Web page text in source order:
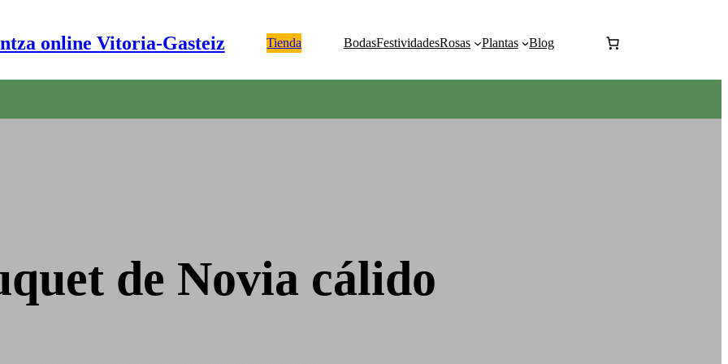
online Vitoria-Gasteiz Tienda BodasFestividadesRosas Plantas Blog
de Novia cálido